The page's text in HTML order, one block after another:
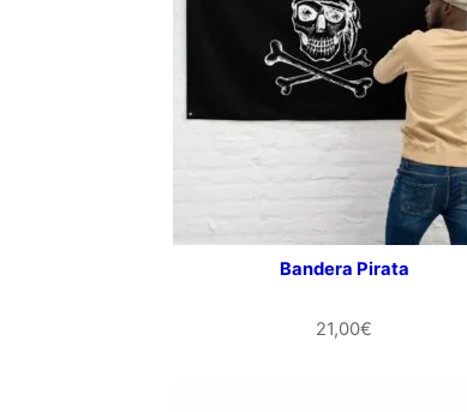
Bandera Pirata
21,00€